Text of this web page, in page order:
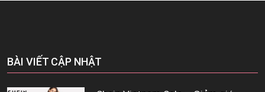
BÀI VIẾT CẬP NHẬT